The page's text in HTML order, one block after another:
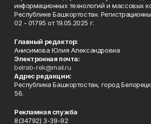
информационных технологий и массовых
Республике Башкортостан.
02 - 01795 от 19.05.2025 г.
Главный редактор:
Анисимова Юлия Александровна
Электронная почта:
belrab-rek@mail.ru
Адрес редакции:
Республика Башкортостан, город
56.
Рекламная служба
8(34792) 3-39-92